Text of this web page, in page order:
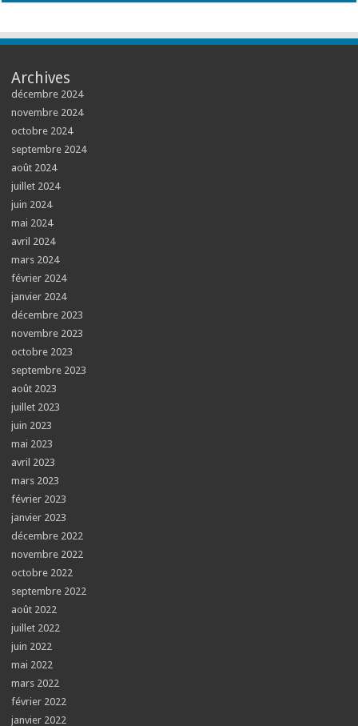
Archives
décembre 2024
novembre 2024
octobre 2024
septembre 2024
août 2024
juillet 2024
juin 2024
mai 2024
avril 2024
mars 2024
février 2024
janvier 2024
décembre 2023
novembre 2023
octobre 2023
septembre 2023
août 2023
juillet 2023
juin 2023
mai 2023
avril 2023
mars 2023
février 2023
janvier 2023
décembre 2022
novembre 2022
octobre 2022
septembre 2022
août 2022
juillet 2022
juin 2022
mai 2022
mars 2022
février 2022
janvier 2022